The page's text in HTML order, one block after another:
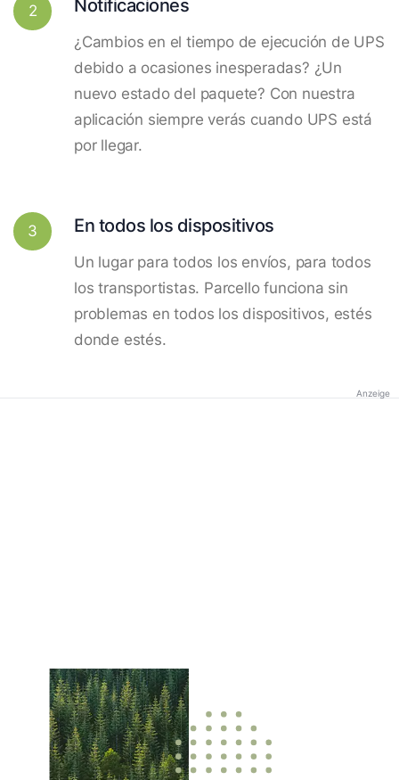
2 Notificaciones
¿Cambios en el tiempo de ejecución de UPS
debido a ocasiones inesperadas? ¿Un
nuevo estado del paquete? Con nuestra
aplicación siempre verás cuando UPS está
por llegar.
3 En todos los dispositivos
Un lugar para todos los envíos, para todos
los transportistas. Parcello funciona sin
problemas en todos los dispositivos, estés
donde estés.
Anzeige